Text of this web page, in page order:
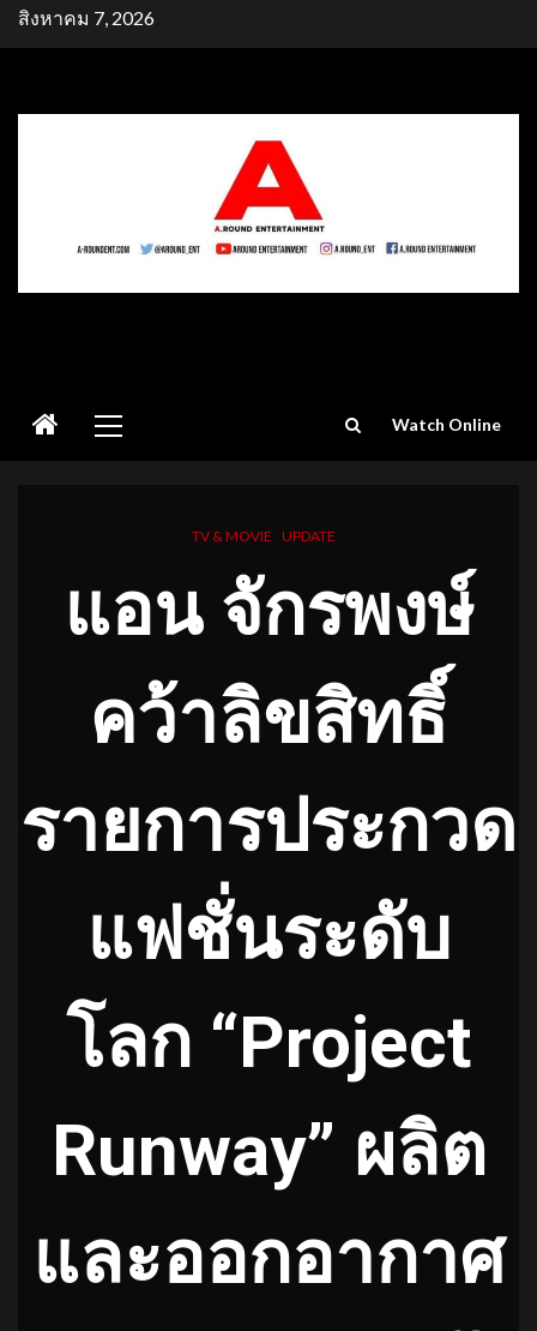
Skipสิงหาคม 7, 2026
Menu
Watch Online
TV & MOVIE UPDATE
แอน จักรพงษ์
คว้าลิขสิทธิ์
รายการประกวด
แฟชั่นระดับ
โลก “Project
Runway” ผลิต
และออกอากาศ